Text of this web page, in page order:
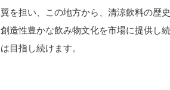
翼を担い、この地方から、清涼飲料の歴
創造性豊かな飲み物文化を市場に提供し
は目指し続けます。